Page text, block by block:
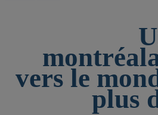
vers le
plus